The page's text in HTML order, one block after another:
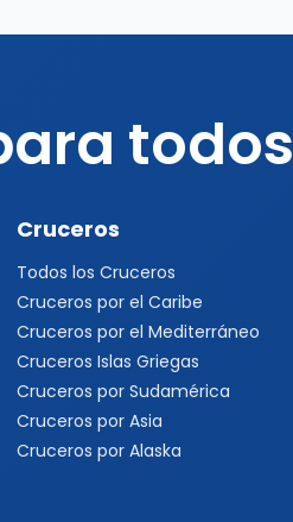
todos
Cruceros
Todos los Cruceros
Cruceros por el Caribe
Cruceros por el Mediterráneo
Cruceros Islas Griegas
Cruceros por Sudamérica
Cruceros por Asia
Cruceros por Alaska